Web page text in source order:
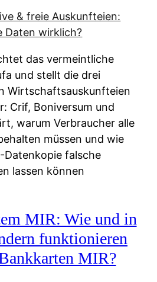
das vermeintliche
und stellt die drei
Wirtschaftsauskunfteien
Crif, Boniversum und
warum Verbraucher alle
müssen und wie
Datenkopie falsche
lassen können
MIR: Wie und in
funktionieren
MIR?